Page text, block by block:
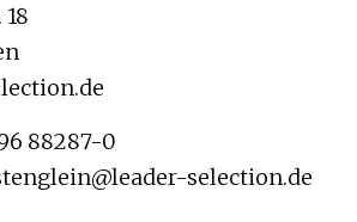
88287-0
selection.de